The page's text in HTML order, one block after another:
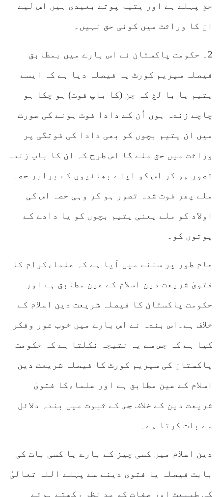
حق پہلے ہے اور یتیم پوتے بعیدی ہیں اس لیے
ان کا وراثت میں کوئی حق نہیں۔
2۔ حکومت پاکستان نے اس بارے میں بمطابق
فیصلہ سپریم کورٹ یہ فیصلہ دیا ہے کہ ایسے
یتیم یا با لغ کہ جن (کا باپ فوت) ہو چکا ہو
چاچے زندہ ہوں اُن کے دادا فوت ہونے کی صورت
میں ان یتیم بچوں کو بھی دادا کی فوتگی پر
وراثت میں حق ملے گا اس طرح کہ ان کا باپ زندہ
تصور ہو کر اس کو اپنے بھائیوں کے برابر حصہ
ملے پھر فوت شدہ تصور ہو کر وہی حصہ اس کی
اولاد کو ملے یعنی یتیم بچوں کو یا دادے کے
پوتوں کو۔
عام طور پر سننے میں آیا ہے کہ علماءکرام کا
فتویٰ شریعت دین اسلام کے عین مطابق ہے اور
حکومت پاکستان کا فیصلہ شریعت دین اسلام کے
خلاف ہے۔اس بندہ نے اس بارے میں خوب غور وفکر
کیا ہے کہ جس سے یہ نتیجہ نکلتا ہے کہ حکومت
پاکستان کی سپریم کورٹ کا فیصلہ شریعت دین
اسلام کے عین مطابق ہے اور علماءکا فتویٰ
شریعت دین کے خلاف جس کے ثبوت میں بندہ دلائل
سے بات کرتا ہے۔
دین اسلام میں کسی چیز کے بارے یا کسی بات کی
بابت فیصلہ یا فتویٰ دینے سے پہلے اللہ تعالیٰ
کی طبیعت اور صفات کو مد نظر رکھتے ہوئے